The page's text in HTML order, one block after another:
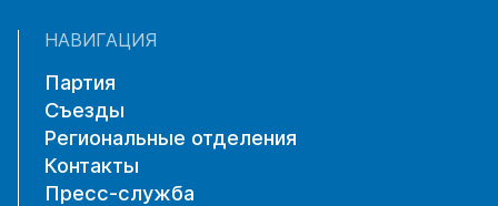
НАВИГАЦИЯ
Партия
Съезды
Региональные отделения
Контакты
Пресс-служба